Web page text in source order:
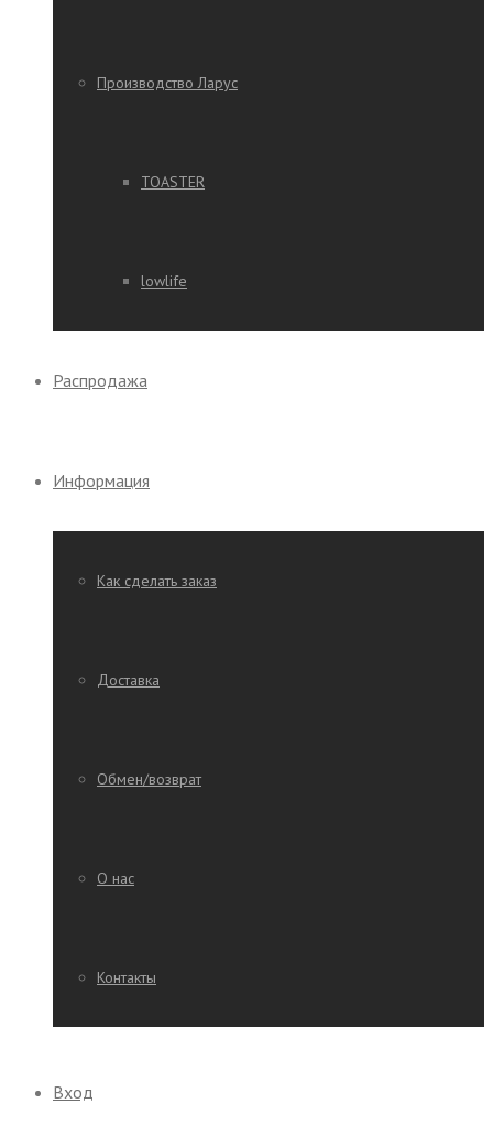
Производство Ларус
TOASTER
lowlife
Распродажа
Информация
Как сделать заказ
Доставка
Обмен/возврат
О нас
Контакты
Вход